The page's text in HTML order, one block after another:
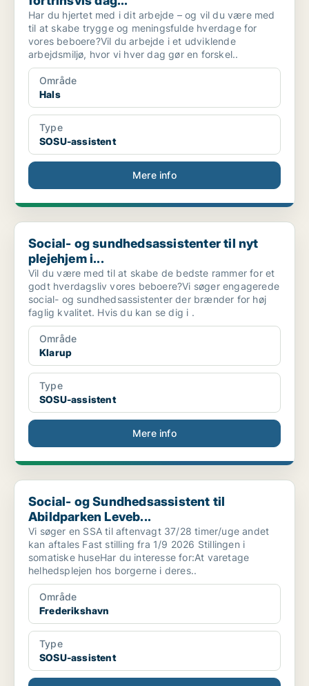
Har du hjertet med i dit arbejde – og vil du være med
til at skabe trygge og meningsfulde hverdage for
vores beboere?Vil du arbejde i et udviklende
arbejdsmiljø, hvor vi hver dag gør en forskel..
Område
Hals
Type
SOSU-assistent
Mere info
Social- og sundhedsassistenter til nyt plejehjem i...
Social- og sundhedsassistenter til nyt
plejehjem i...
Vil du være med til at skabe de bedste rammer for et
godt hverdagsliv vores beboere?Vi søger engagerede
social- og sundhedsassistenter der brænder for høj
faglig kvalitet. Hvis du kan se dig i .
Område
Klarup
Type
SOSU-assistent
Mere info
Social- og Sundhedsassistent til Abildparken Leveb...
Social- og Sundhedsassistent til
Abildparken Leveb...
Vi søger en SSA til aftenvagt 37/28 timer/uge andet
kan aftales Fast stilling fra 1/9 2026 Stillingen i
somatiske huseHar du interesse for:At varetage
helhedsplejen hos borgerne i deres..
Område
Frederikshavn
Type
SOSU-assistent